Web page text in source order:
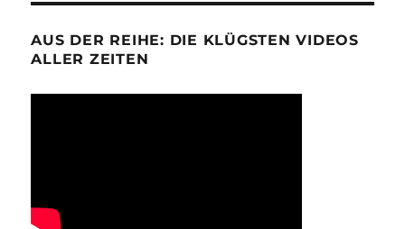
AUS DER REIHE: DIE KLÜGSTEN VIDEOS
ALLER ZEITEN